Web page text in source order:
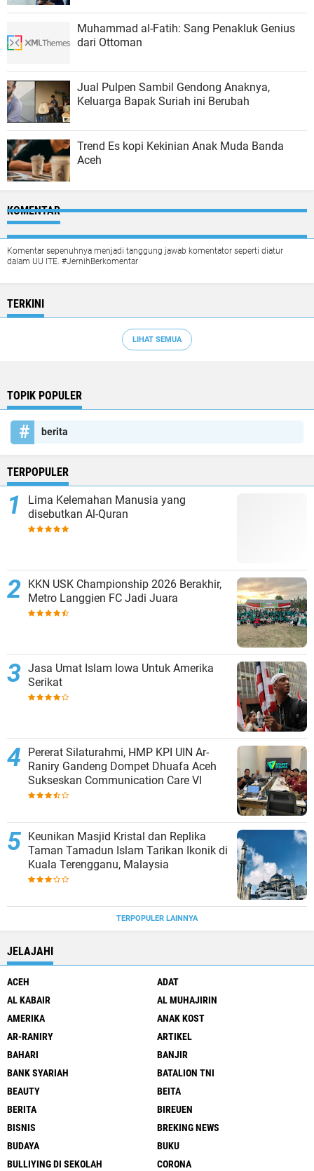
Muhammad al-Fatih: Sang Penakluk Genius
dari Ottoman
Jual Pulpen Sambil Gendong Anaknya,
Keluarga Bapak Suriah ini Berubah
Trend Es kopi Kekinian Anak Muda Banda
Aceh
KOMENTAR
Komentar sepenuhnya menjadi tanggung jawab komentator seperti diatur
dalam UU ITE. #JernihBerkomentar
TERKINI
LIHAT SEMUA
TOPIK POPULER
berita
TERPOPULER
Lima Kelemahan Manusia yang
disebutkan Al-Quran
KKN USK Championship 2026 Berakhir,
Metro Langgien FC Jadi Juara
Jasa Umat Islam Iowa Untuk Amerika
Serikat
Pererat Silaturahmi, HMP KPI UIN Ar-
Raniry Gandeng Dompet Dhuafa Aceh
Sukseskan Communication Care VI
Keunikan Masjid Kristal dan Replika
Taman Tamadun Islam Tarikan Ikonik di
Kuala Terengganu, Malaysia
TERPOPULER LAINNYA
JELAJAHI
ACEH
ADAT
AL KABAIR
AL MUHAJIRIN
AMERIKA
ANAK KOST
AR-RANIRY
ARTIKEL
BAHARI
BANJIR
BANK SYARIAH
BATALION TNI
BEAUTY
BEITA
BERITA
BIREUEN
BISNIS
BREKING NEWS
BUDAYA
BUKU
BULLIYING DI SEKOLAH
CORONA